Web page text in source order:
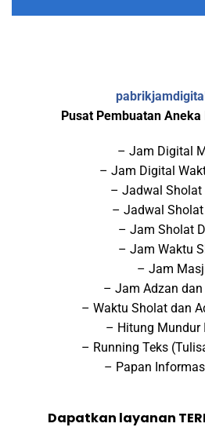
Pusat Pembuatan
– Jam Digital
– Jam Digital
– Jadwal Sholat
– Jadwal
– Jam Sholat
– Jam Waktu
– Jam
– Jam Adzan
– Waktu Sholat dan
– Hitung Mundur
– Running Teks
– Papan
Dapatkan layanan